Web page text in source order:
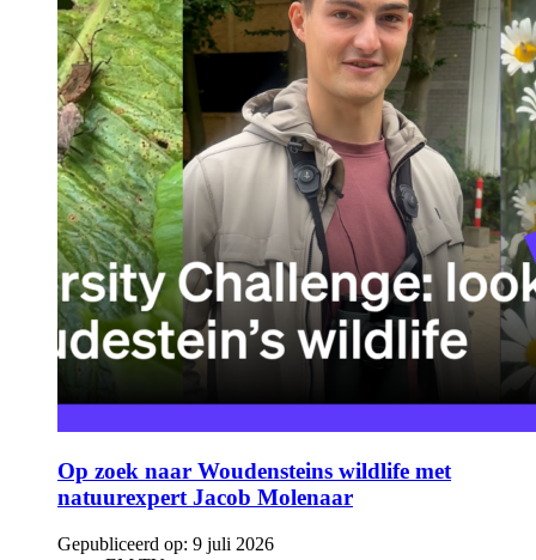
Op zoek naar Woudensteins wildlife met
natuurexpert Jacob Molenaar
Gepubliceerd op: 9 juli 2026